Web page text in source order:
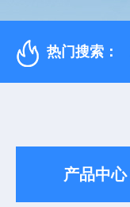
热门搜索：
产品中心